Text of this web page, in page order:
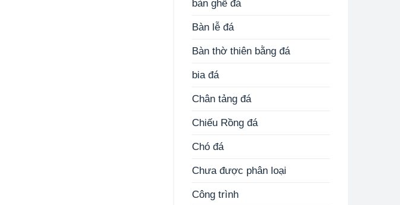
bàn ghế đá
Bàn lễ đá
Bàn thờ thiên bằng đá
bia đá
Chân tảng đá
Chiếu Rồng đá
Chó đá
Chưa được phân loại
Công trình